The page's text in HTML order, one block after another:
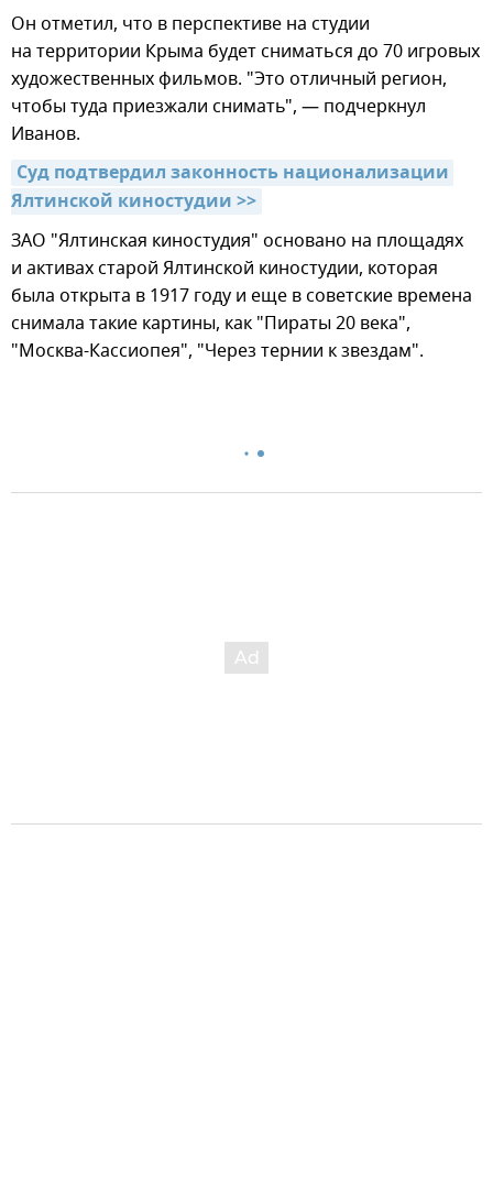
Он отметил, что в перспективе на студии
на территории Крыма будет сниматься до 70 игровых
художественных фильмов. "Это отличный регион,
чтобы туда приезжали снимать", — подчеркнул
Иванов.
Суд подтвердил законность национализации
Ялтинской киностудии >>
ЗАО "Ялтинская киностудия" основано на площадях
и активах старой Ялтинской киностудии, которая
была открыта в 1917 году и еще в советские времена
снимала такие картины, как "Пираты 20 века",
"Москва-Кассиопея", "Через тернии к звездам".